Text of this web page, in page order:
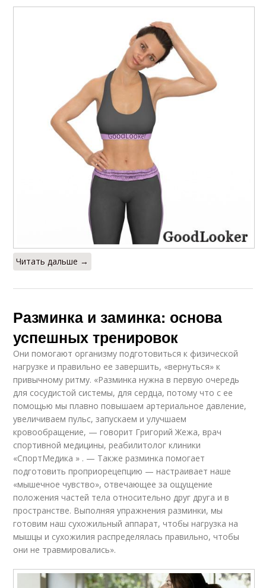
Читать дальше →
Разминка и заминка: основа
успешных тренировок
Они помогают организму подготовиться к физической
нагрузке и правильно ее завершить, «вернуться» к
привычному ритму. «Разминка нужна в первую очередь
для сосудистой системы, для сердца, потому что с ее
помощью мы плавно повышаем артериальное давление,
увеличиваем пульс, запускаем и улучшаем
кровообращение, — говорит Григорий Жежа, врач
спортивной медицины, реабилитолог клиники
«СпортМедика » . — Также разминка помогает
подготовить проприорецепцию — настраивает наше
«мышечное чувство», отвечающее за ощущение
положения частей тела относительно друг друга и в
пространстве. Выполняя упражнения разминки, мы
готовим наш сухожильный аппарат, чтобы нагрузка на
мышцы и сухожилия распределялась правильно, чтобы
они не травмировались».